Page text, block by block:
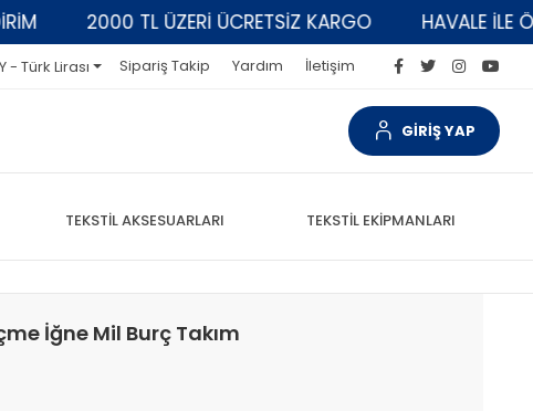
2000 TL ÜZERİ ÜCRETSİZ KARGO HAVALE İLE
- Türk Lirası Sipariş Takip Yardım İletişim
GİRİŞ YAP
TEKSTİL AKSESUARLARI TEKSTİL EKİPMANLARI
İğne Mil Burç Takım